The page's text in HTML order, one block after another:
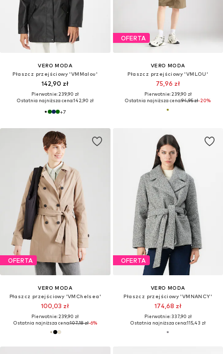
VERO MODA
Płaszcz przejściowy 'VMMalou'
142,90 zł
Pierwotnie: 239,90 zł
Ostatnia najniższa cena:142,90 zł
+7
OFERTA
VERO MODA
Płaszcz przejściowy 'VMLOU'
75,96 zł
Pierwotnie: 239,90 zł
Ostatnia najniższa cena:94,95 zł-20%
OFERTA
VERO MODA
Płaszcz przejściowy 'VMChelsea'
100,03 zł
Pierwotnie: 239,90 zł
Ostatnia najniższa cena:107,18 zł-6%
OFERTA
VERO MODA
Płaszcz przejściowy 'VMNANCY'
174,68 zł
Pierwotnie: 337,90 zł
Ostatnia najniższa cena:115,43 zł